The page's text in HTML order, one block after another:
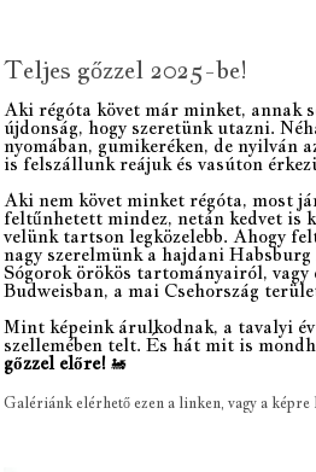
Teljes gőzzel 2025-be!
Aki régóta követ már minket, annak
újdonság, hogy szeretünk utazni.
nyomában, gumikeréken, de nyilván
is felszállunk reájuk és vasúton
Aki nem követ minket régóta, most
feltűnhetett mindez, netán kedvet is
velünk tartson legközelebb. Ahogy
nagy szerelmünk a hajdani
Sógorok örökös tartományairól, vagy
Budweisban, a mai Csehország
Mint képeink árulkodnak, a tavalyi év
szellemében telt. És hát mit is
gőzzel előre! 🚂
Galériánk elérhető ezen a linken, vagy a képre